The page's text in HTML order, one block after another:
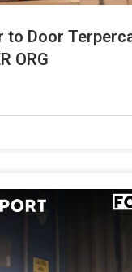
to Door
ORG